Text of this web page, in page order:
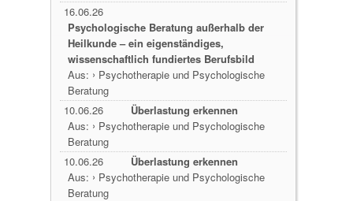
16.06.26
Psychologische Beratung außerhalb der
Heilkunde – ein eigenständiges,
wissenschaftlich fundiertes Berufsbild
Aus: › Psychotherapie und Psychologische
Beratung
10.06.26
Überlastung erkennen
Aus: › Psychotherapie und Psychologische
Beratung
10.06.26
Überlastung erkennen
Aus: › Psychotherapie und Psychologische
Beratung